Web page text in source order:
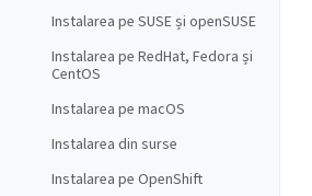
Instalarea pe SUSE și openSUSE
Instalarea pe RedHat, Fedora și
CentOS
Instalarea pe macOS
Instalarea din surse
Instalarea pe OpenShift